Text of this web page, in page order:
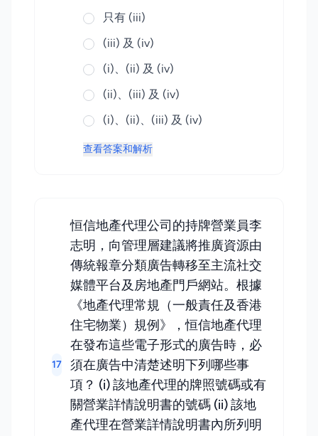
只有 (iii)
(iii) 及 (iv)
(i)、(ii) 及 (iv)
(ii)、(iii) 及 (iv)
(i)、(ii)、(iii) 及 (iv)
查看答案和解析
17
恒信地產代理公司的持牌營業員李
志明，向管理層建議將推廣資源由
傳統報章分類廣告轉移至主流社交
媒體平台及房地產門戶網站。根據
《地產代理常規（一般責任及香港
住宅物業）規例》，恒信地產代理
在發布這些電子形式的廣告時，必
須在廣告中清楚述明下列哪些事
項？ (i) 該地產代理的牌照號碼或有
關營業詳情說明書的號碼 (ii) 該地
產代理在營業詳情說明書內所列明